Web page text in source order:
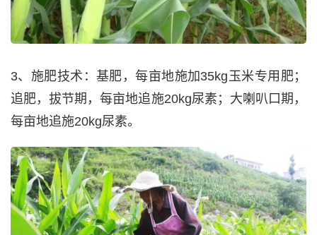
3、施肥技术：基肥，每亩地施加35kg玉米专用肥；
追肥，拔节期，每亩地追施20kg尿素；大喇叭口期，
每亩地追施20kg尿素。